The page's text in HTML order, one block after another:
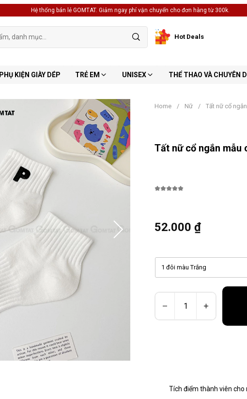
Hệ thống bán lẻ GOMTAT. Giảm ngay phí vận chuyển cho đơn hàng từ 300k.
Hot Deals
PHỤ KIỆN GIÀY DÉP TRẺ EM UNISEX THỂ THAO VÀ CHUYÊN
Home / Nữ / Tất nữ cổ ngắn
Tất nữ cổ ngắn mẫu
52.000 ₫
Tích điểm thành viên cho
1 đôi màu Trắng